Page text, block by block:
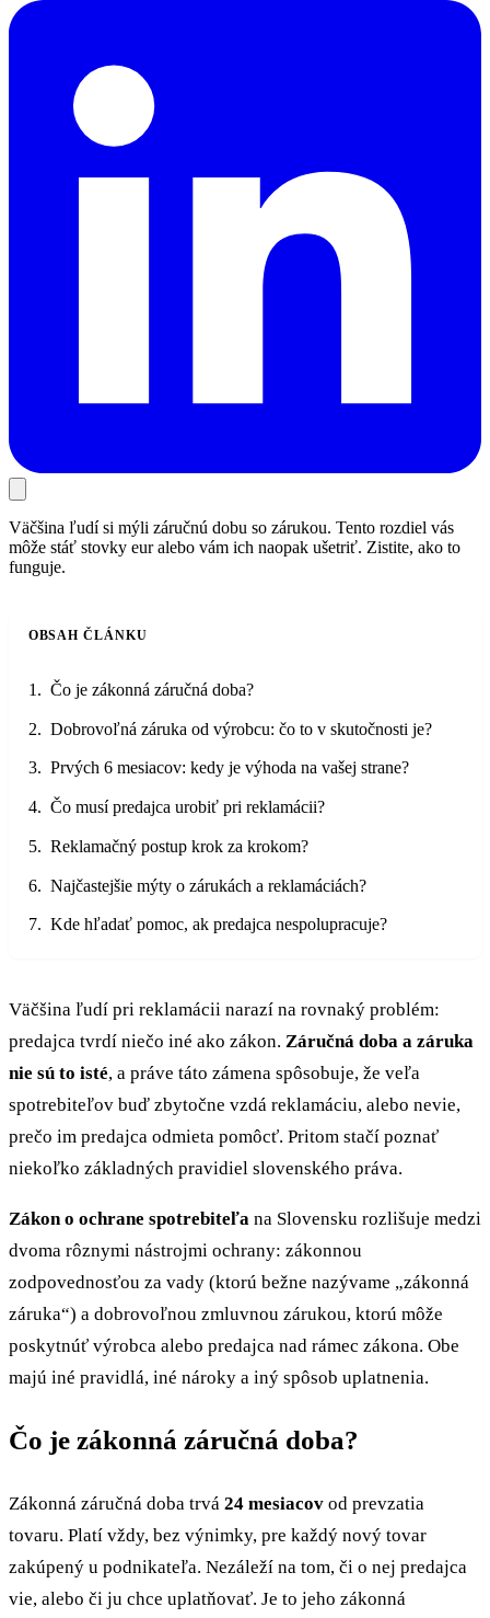
Väčšina ľudí si mýli záručnú dobu so zárukou. Tento rozdiel vás
môže stáť stovky eur alebo vám ich naopak ušetriť. Zistite, ako to
funguje.
OBSAH ČLÁNKU
Čo je zákonná záručná doba?
Dobrovoľná záruka od výrobcu: čo to v skutočnosti je?
Prvých 6 mesiacov: kedy je výhoda na vašej strane?
Čo musí predajca urobiť pri reklamácii?
Reklamačný postup krok za krokom?
Najčastejšie mýty o zárukách a reklamáciách?
Kde hľadať pomoc, ak predajca nespolupracuje?
Väčšina ľudí pri reklamácii narazí na rovnaký problém:
predajca tvrdí niečo iné ako zákon. Záručná doba a záruka
nie sú to isté, a práve táto zámena spôsobuje, že veľa
spotrebiteľov buď zbytočne vzdá reklamáciu, alebo nevie,
prečo im predajca odmieta pomôcť. Pritom stačí poznať
niekoľko základných pravidiel slovenského práva.
Zákon o ochrane spotrebiteľa na Slovensku rozlišuje medzi
dvoma rôznymi nástrojmi ochrany: zákonnou
zodpovednosťou za vady (ktorú bežne nazývame „zákonná
záruka“) a dobrovoľnou zmluvnou zárukou, ktorú môže
poskytnúť výrobca alebo predajca nad rámec zákona. Obe
majú iné pravidlá, iné nároky a iný spôsob uplatnenia.
Čo je zákonná záručná doba?
Zákonná záručná doba trvá 24 mesiacov od prevzatia
tovaru. Platí vždy, bez výnimky, pre každý nový tovar
zakúpený u podnikateľa. Nezáleží na tom, či o nej predajca
vie, alebo či ju chce uplatňovať. Je to jeho zákonná